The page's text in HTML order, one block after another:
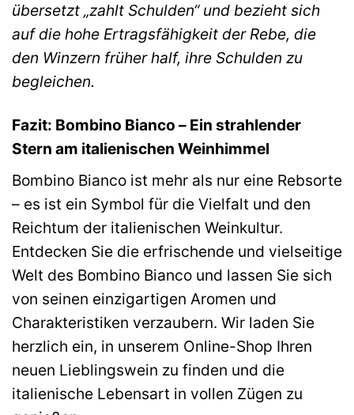
übersetzt „zahlt Schulden“ und bezieht sich
auf die hohe Ertragsfähigkeit der Rebe, die
den Winzern früher half, ihre Schulden zu
begleichen.
Fazit: Bombino Bianco – Ein strahlender
Stern am italienischen Weinhimmel
Bombino Bianco ist mehr als nur eine Rebsorte
– es ist ein Symbol für die Vielfalt und den
Reichtum der italienischen Weinkultur.
Entdecken Sie die erfrischende und vielseitige
Welt des Bombino Bianco und lassen Sie sich
von seinen einzigartigen Aromen und
Charakteristiken verzaubern. Wir laden Sie
herzlich ein, in unserem Online-Shop Ihren
neuen Lieblingswein zu finden und die
italienische Lebensart in vollen Zügen zu